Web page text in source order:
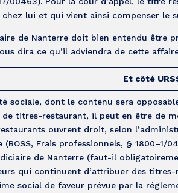
chez lui et qui vient ainsi compenser le
de Nanterre doit bien entendu être
dira ce qu’il adviendra de cette
Et côté
sociale, dont le contenu sera
titres-restaurant, il peut en être de
ouvrent droit, selon
(BOSS, Frais professionnels, §
de Nanterre (faut-il
qui continuent d’attribuer des
social de faveur prévue par la